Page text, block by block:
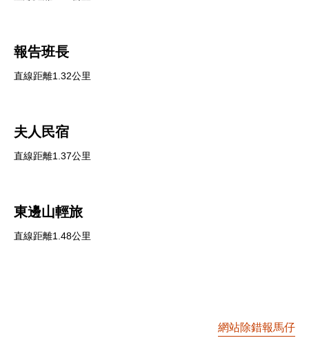
報告班長
直線距離1.32公里
夫人民宿
直線距離1.37公里
東邊山輕旅
直線距離1.48公里
網站除錯報馬仔